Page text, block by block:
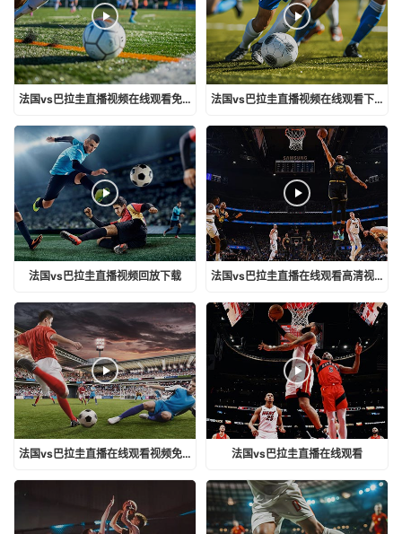
法国vs巴拉圭直播视频在线观看免费 法国vs巴拉圭直播视频在线观看下载
法国vs巴拉圭直播视频回放下载 法国vs巴拉圭直播在线观看高清视频
法国vs巴拉圭直播在线观看视频免费 法国vs巴拉圭直播在线观看